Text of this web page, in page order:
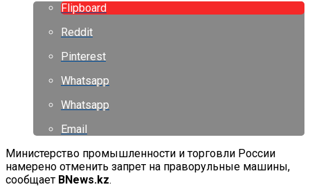
Flipboard
Reddit
Pinterest
Whatsapp
Whatsapp
Email
Министерство промышленности и торговли России
намерено отменить запрет на праворульные машины,
сообщает BNews.kz.